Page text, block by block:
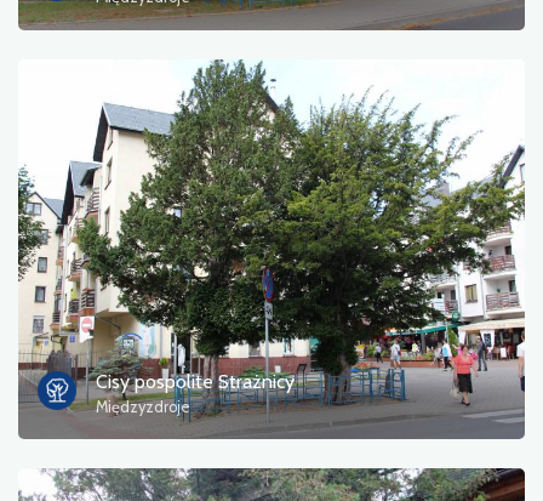
Cisy pospolite Strażnicy
Międzyzdroje
Пором
Залізнична станція
Точка зору
Магазин і велосипедний сервіс
спорт і відпочинок
вода
Пам'ятник